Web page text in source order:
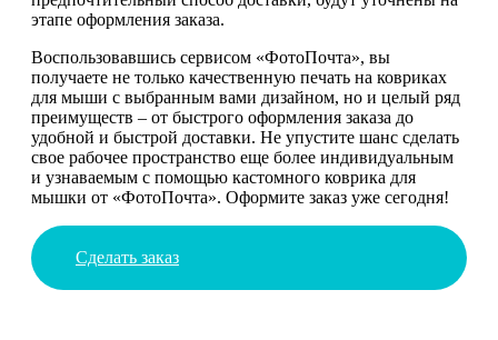
этапе оформления заказа.
Воспользовавшись сервисом «ФотоПочта», вы
получаете не только качественную печать на ковриках
для мыши с выбранным вами дизайном, но и целый ряд
преимуществ – от быстрого оформления заказа до
удобной и быстрой доставки. Не упустите шанс сделать
свое рабочее пространство еще более индивидуальным
и узнаваемым с помощью кастомного коврика для
мышки от «ФотоПочта». Оформите заказ уже сегодня!
Сделать заказ